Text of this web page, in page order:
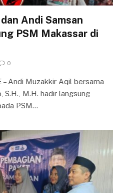
Andi Samsan
PSM Makassar di
0
Andi Muzakkir Aqil bersama
S.H., M.H. hadir langsung
PSM…